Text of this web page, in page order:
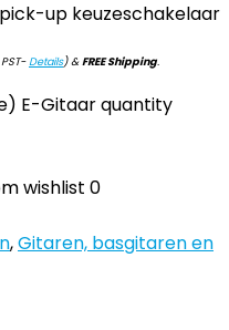
up keuzeschakelaar
Details)&FREE Shipping.
E-Gitaar quantity
wishlist 0
,Gitaren, basgitaren en